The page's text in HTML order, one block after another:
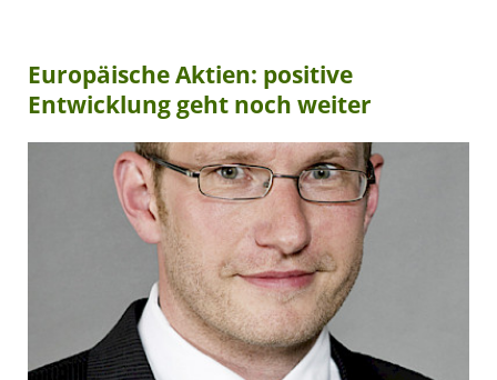
Europäische Aktien: positive
Entwicklung geht noch weiter